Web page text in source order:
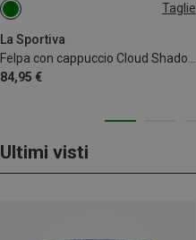
Taglie
La Sportiva
84,95 €
L
Ultimi visti